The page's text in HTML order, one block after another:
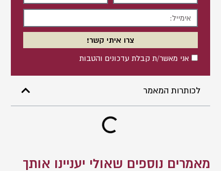
אישוראני מאשר/ת קבלת עדכונים והטבות
צרו איתי קשר!
לכותרות המאמר
מאמרים נוספים שאולי יעניינו אותך